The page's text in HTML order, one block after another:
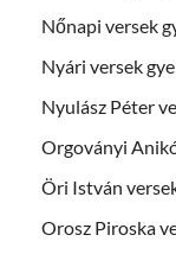
Nőnapi versek
Nyári versek
Nyulász Péter
Orgoványi
Öri István
Orosz Piroska